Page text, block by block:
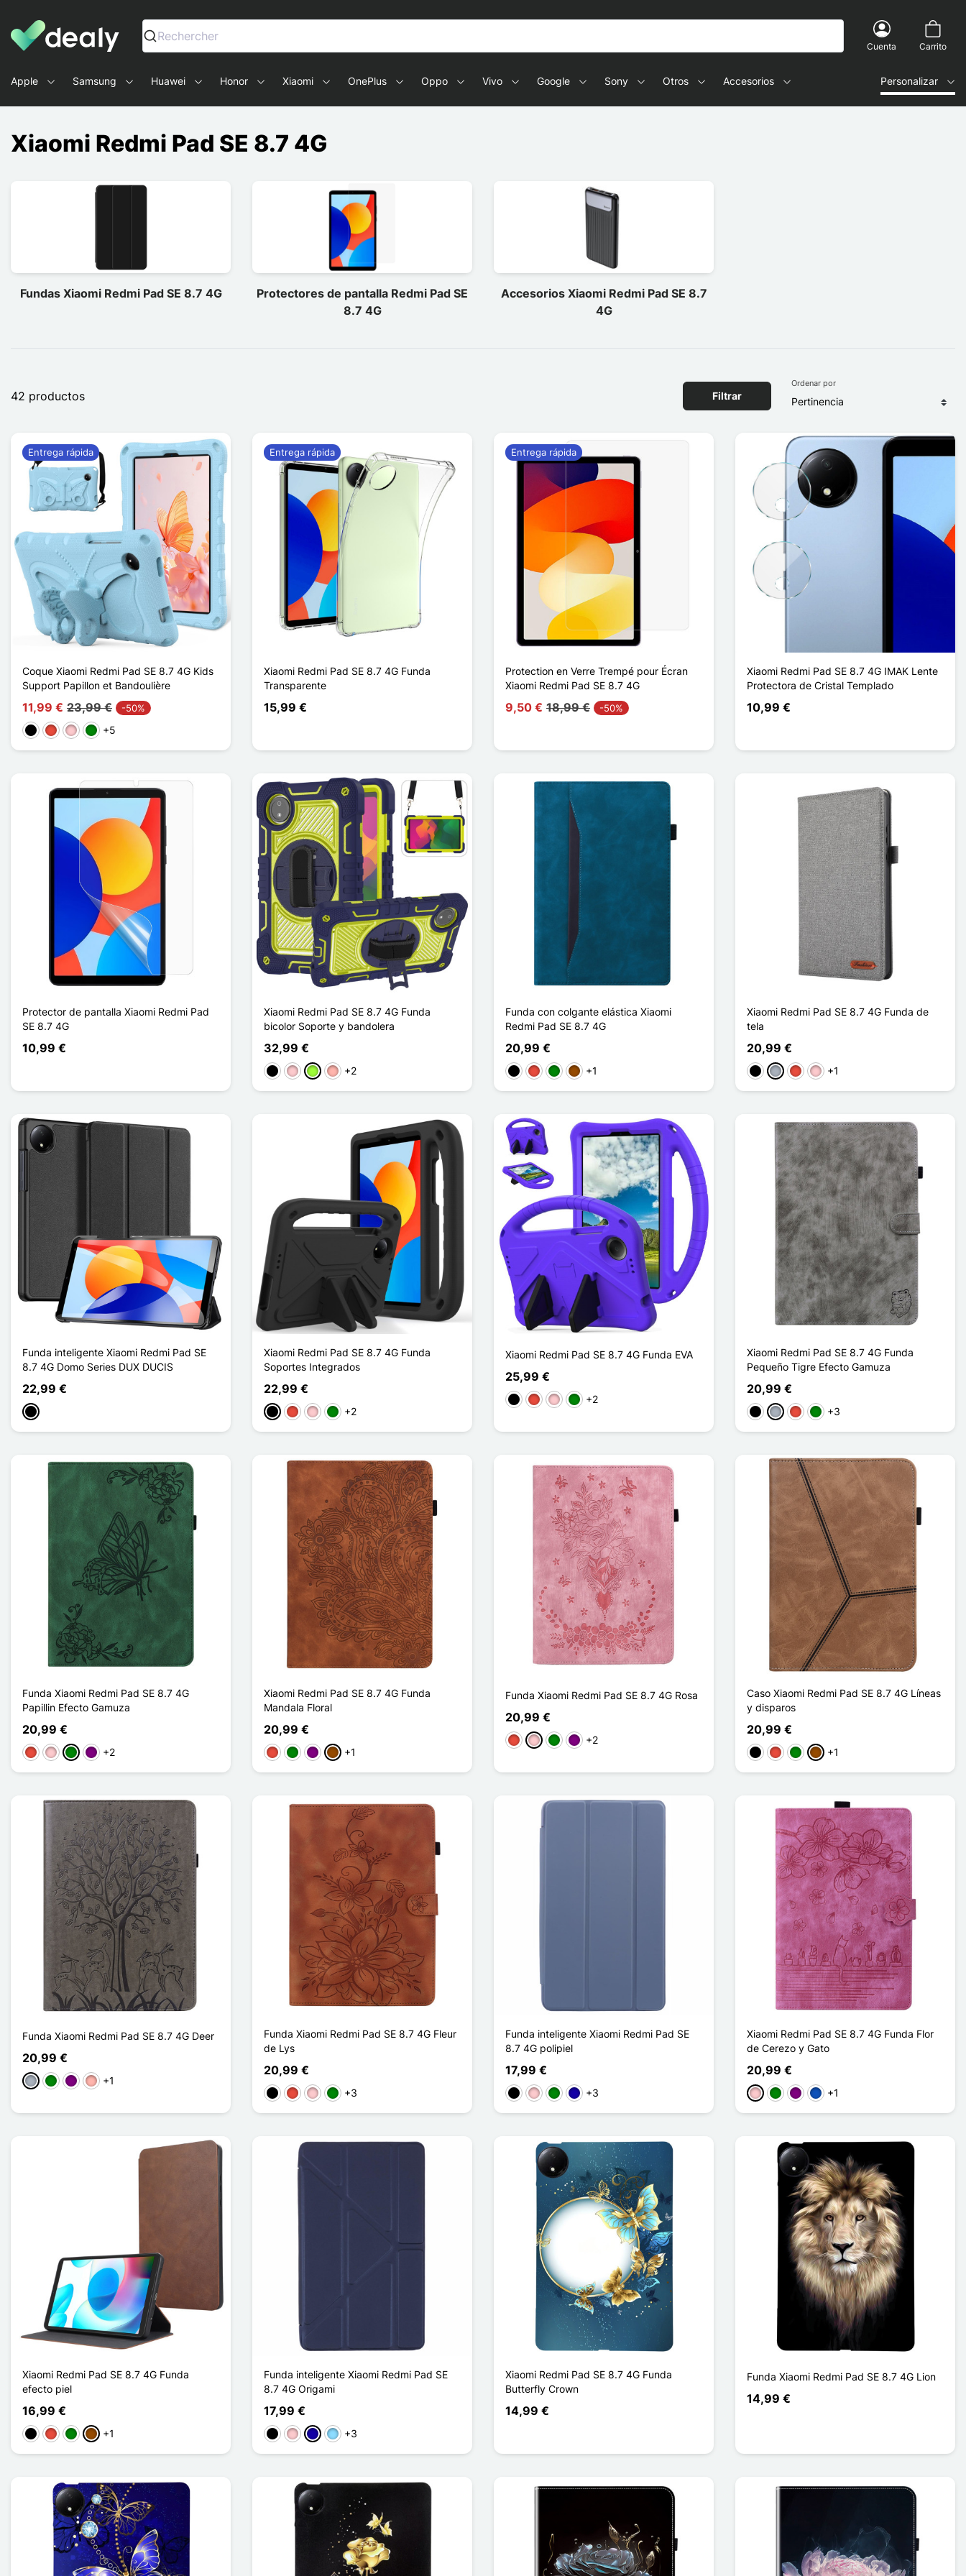
Dealy - Fundas y accesorios para smartphones y tablets
Rechercher
Cuenta Carrito
Apple Samsung Huawei Honor Xiaomi OnePlus Oppo Vivo Google Sony Otros Accesorios Personalizar
Xiaomi Redmi Pad SE 8.7 4G
Fundas Xiaomi Redmi Pad SE 8.7 4G
Protectores de pantalla Redmi Pad SE
8.7 4G
Accesorios Xiaomi Redmi Pad SE 8.7
4G
42 productos Filtrar
Ordenar por
Coque Xiaomi Redmi Pad SE 8.7 4G Kids
Support Papillon et Bandoulière
11,99 € 23,99 € -50%
NegroRojoRosaVerde
+5
Entrega rápida
Xiaomi Redmi Pad SE 8.7 4G Funda
Transparente
15,99 €
Entrega rápida
Protection en Verre Trempé pour Écran
Xiaomi Redmi Pad SE 8.7 4G
9,50 € 18,99 € -50%
Entrega rápida
Xiaomi Redmi Pad SE 8.7 4G IMAK Lente
Protectora de Cristal Templado
10,99 €
Protector de pantalla Xiaomi Redmi Pad
SE 8.7 4G
10,99 €
Xiaomi Redmi Pad SE 8.7 4G Funda
bicolor Soporte y bandolera
32,99 €
NegroRosaVerde manzana
Oro rosa
+2
Funda con colgante elástica Xiaomi
Redmi Pad SE 8.7 4G
20,99 €
NegroRojoVerdeMarrón
+1
Xiaomi Redmi Pad SE 8.7 4G Funda de
tela
20,99 €
Negro
Gris RojoRosa+1
Funda inteligente Xiaomi Redmi Pad SE
8.7 4G Domo Series DUX DUCIS
22,99 €
Negro
Xiaomi Redmi Pad SE 8.7 4G Funda
Soportes Integrados
22,99 €
NegroRojoRosaVerde
+2
Xiaomi Redmi Pad SE 8.7 4G Funda EVA
25,99 €
NegroRojoRosaVerde
+2
Xiaomi Redmi Pad SE 8.7 4G Funda
Pequeño Tigre Efecto Gamuza
20,99 €
Negro
Gris RojoVerde
+3
Funda Xiaomi Redmi Pad SE 8.7 4G
Papillin Efecto Gamuza
20,99 €
RojoRosaVerdePúrpura
+2
Xiaomi Redmi Pad SE 8.7 4G Funda
Mandala Floral
20,99 €
RojoVerdePúrpuraMarrón
+1
Funda Xiaomi Redmi Pad SE 8.7 4G Rosa
20,99 €
RojoRosaVerdePúrpura
+2
Caso Xiaomi Redmi Pad SE 8.7 4G Líneas
y disparos
20,99 €
NegroRojoVerdeMarrón
+1
Funda Xiaomi Redmi Pad SE 8.7 4G Deer
20,99 €
Gris VerdePúrpuraOro rosa
+1
Funda Xiaomi Redmi Pad SE 8.7 4G Fleur
de Lys
20,99 €
NegroRojoRosaVerde
+3
Funda inteligente Xiaomi Redmi Pad SE
8.7 4G polipiel
17,99 €
NegroRosaVerdeAzul oscuro
+3
Xiaomi Redmi Pad SE 8.7 4G Funda Flor
de Cerezo y Gato
20,99 €
RosaVerdePúrpuraSaphir
+1
Xiaomi Redmi Pad SE 8.7 4G Funda
efecto piel
16,99 €
NegroRojoVerdeMarrón
+1
Funda inteligente Xiaomi Redmi Pad SE
8.7 4G Origami
17,99 €
NegroRosaAzul oscuro
Azul claro
+3
Xiaomi Redmi Pad SE 8.7 4G Funda
Butterfly Crown
14,99 €
Funda Xiaomi Redmi Pad SE 8.7 4G Lion
14,99 €